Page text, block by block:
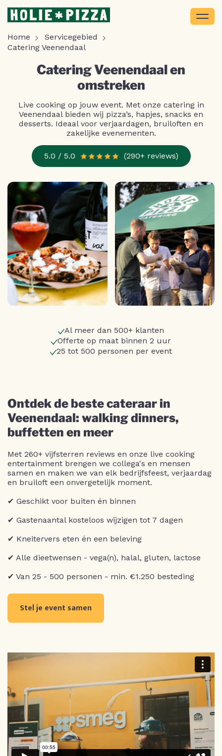
Home
Servicegebied
Catering Veenendaal
Catering Veenendaal en
omstreken
Live cooking op jouw event. Met onze catering in
Veenendaal bieden wij pizza’s, hapjes, snacks en
desserts. Ideaal voor verjaardagen, bruiloften en
zakelijke evenementen.
5.0 / 5.0 (290+ reviews)
Al meer dan 500+ klanten
Offerte op maat binnen 2 uur
25 tot 500 personen per event
Ontdek de beste cateraar in
Veenendaal: walking dinners,
buffetten en meer
Met 260+ vijfsterren reviews en onze live cooking
entertainment brengen we collega's en mensen
samen en maken we van elk bedrijfsfeest, verjaardag
en bruiloft een onvergetelijk moment.
✔ Geschikt voor buiten én binnen
✔ Gastenaantal kosteloos wijzigen tot 7 dagen
✔ Kneitervers eten én een beleving
✔ Alle dieetwensen - vega(n), halal, gluten, lactose
✔ Van 25 - 500 personen - min. €1.250 besteding
Stel je event samen